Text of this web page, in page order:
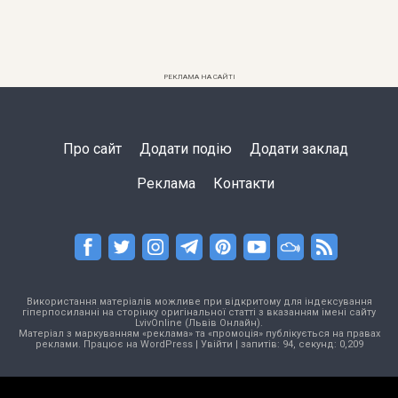
РЕКЛАМА НА САЙТІ
Про сайт Додати подію Додати заклад
Реклама Контакти
Використання матеріалів можливе при відкритому для індексування
гіперпосиланні на сторінку оригінальної статті з вказанням імені сайту
LvivOnline (Львів Онлайн).
Матеріал з маркуванням «реклама» та «промоція» публікується на правах
реклами. Працює на WordPress| Увійти | запитів: 94, секунд: 0,209